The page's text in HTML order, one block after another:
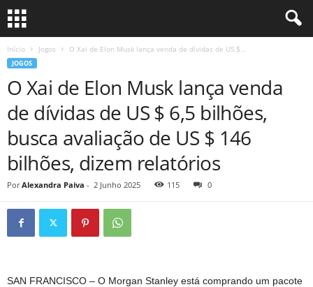
Início Jogos O Xai de Elon Musk lança venda de dívidas de US $...
JOGOS
O Xai de Elon Musk lança venda
de dívidas de US $ 6,5 bilhões,
busca avaliação de US $ 146
bilhões, dizem relatórios
Por Alexandra Paiva - 2 Junho 2025 115 0
SAN FRANCISCO – O Morgan Stanley está comprando um pacote